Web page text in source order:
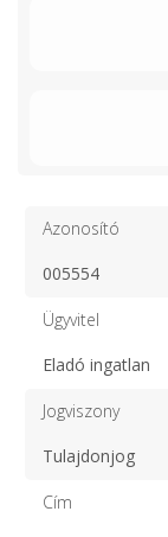
Azonosító
005554
Ügyvitel
Eladó ingatlan
Jogviszony
Tulajdonjog
Cím